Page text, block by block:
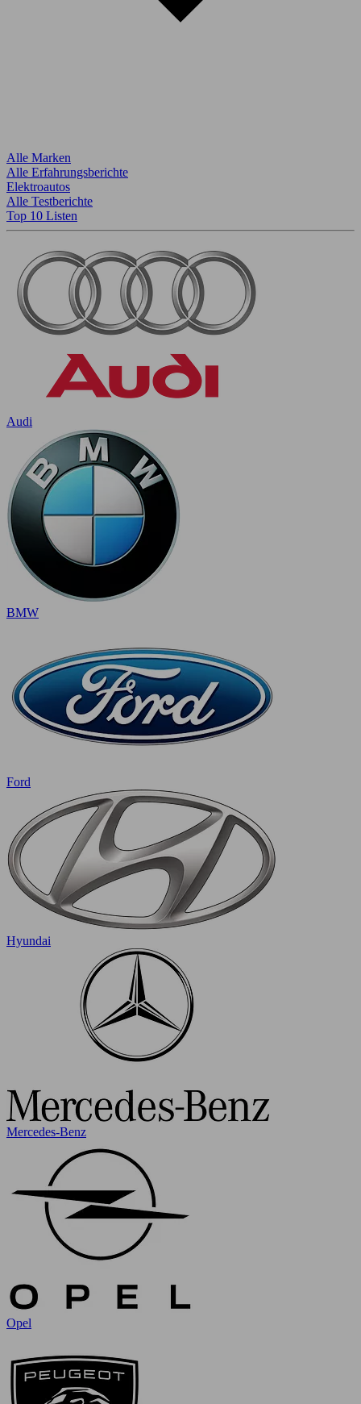
Alle Marken
Alle Erfahrungsberichte
Elektroautos
Alle Testberichte
Top 10 Listen
Audi
BMW
Ford
Hyundai
Mercedes-Benz
Opel